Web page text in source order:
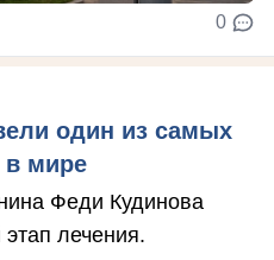
0
один из самых
в мире
Феди Кудинова
лечения.